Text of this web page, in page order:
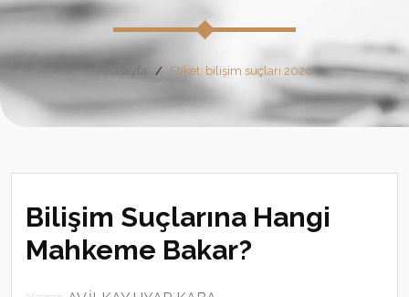
Anasayfa Etiket: bilişim suçları 2020
Bilişim Suçlarına Hangi
Mahkeme Bakar?